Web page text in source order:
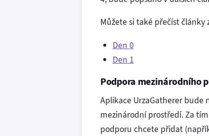
Můžete si také přečíst články
Den 0
Den 1
Podpora mezinárodního
Aplikace UrzaGatherer bude
mezinárodní prostředí. Za
podporu chcete přidat